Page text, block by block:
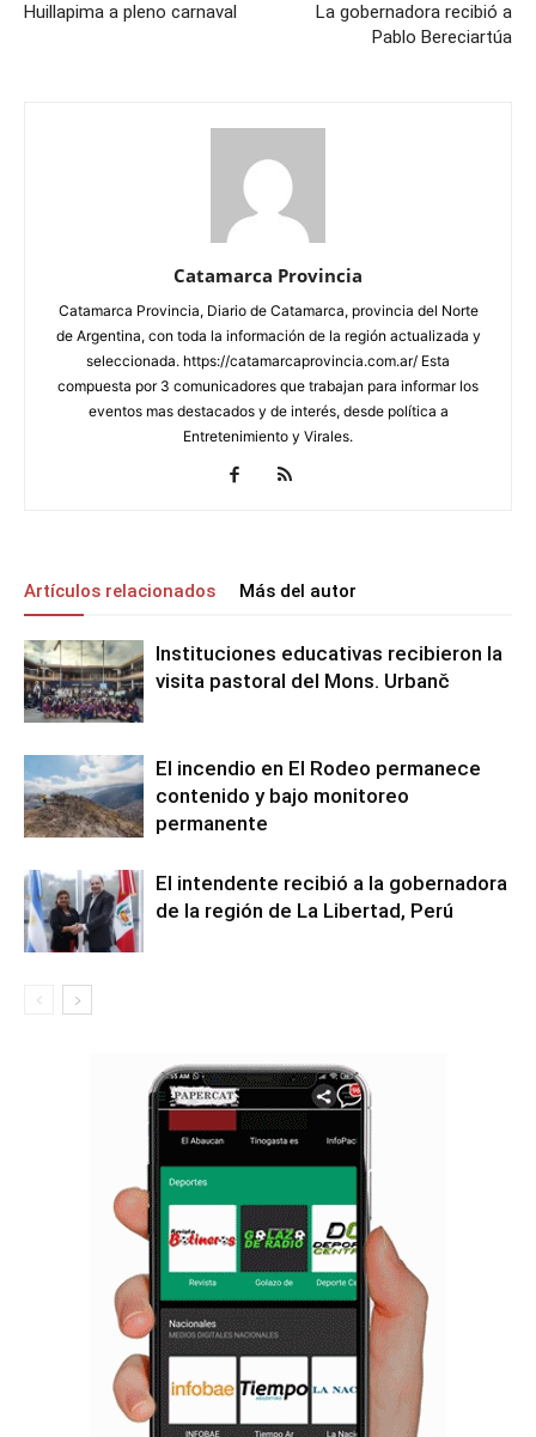
Huillapima a pleno carnaval
La gobernadora recibió a
Pablo Bereciartúa
Catamarca Provincia
Catamarca Provincia, Diario de Catamarca, provincia del Norte
de Argentina, con toda la información de la región actualizada y
seleccionada. https://catamarcaprovincia.com.ar/ Esta
compuesta por 3 comunicadores que trabajan para informar los
eventos mas destacados y de interés, desde política a
Entretenimiento y Virales.
Artículos relacionados Más del autor
Instituciones educativas recibieron la
visita pastoral del Mons. Urbanč
El incendio en El Rodeo permanece
contenido y bajo monitoreo
permanente
El intendente recibió a la gobernadora
de la región de La Libertad, Perú